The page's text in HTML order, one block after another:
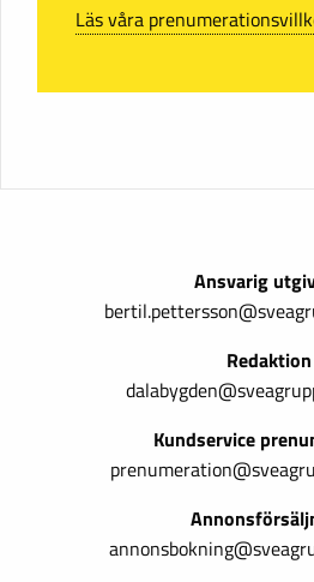
Läs våra
Ansvarig
Redaktion
Kundservice